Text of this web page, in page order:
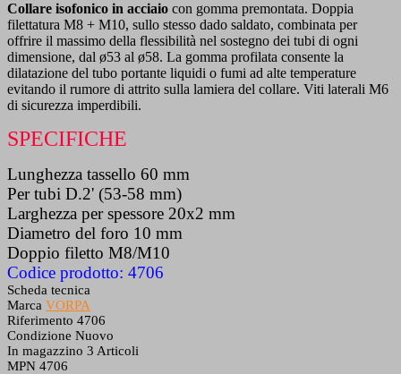
Collare isofonico in acciaio con gomma premontata. Doppia
filettatura M8 + M10, sullo stesso dado saldato, combinata per
offrire il massimo della flessibilità nel sostegno dei tubi di ogni
dimensione, dal ø53 al ø58. La gomma profilata consente la
dilatazione del tubo portante liquidi o fumi ad alte temperature
evitando il rumore di attrito sulla lamiera del collare. Viti laterali M6
di sicurezza imperdibili.
SPECIFICHE
Lunghezza tassello 60 mm
Per tubi D.2' (53-58 mm)
Larghezza per spessore 20x2 mm
Diametro del foro 10 mm
Doppio filetto M8/M10
Codice prodotto: 4706
Scheda tecnica
Marca VORPA
Riferimento 4706
Condizione Nuovo
In magazzino 3 Articoli
MPN 4706